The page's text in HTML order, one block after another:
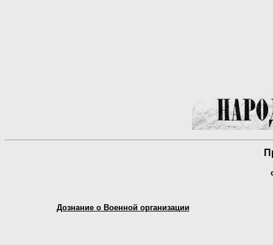
Дознание о Военной организации